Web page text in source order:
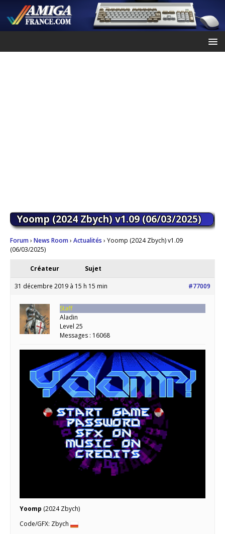
Yoomp (2024 Zbych) v1.09 (06/03/2025)
Forum› News Room› Actualités › Yoomp (2024 Zbych) v1.09
(06/03/2025)
Créateur Sujet
31 décembre 2019 à 15 h 15 min #77009
Staff
Aladin
Level 25
Messages : 16068
Yoomp (2024 Zbych)
Code/GFX: Zbych